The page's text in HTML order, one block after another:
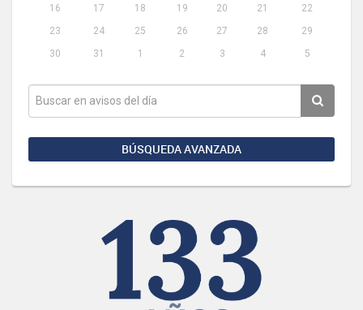
16
17 18 19 20 21
22
23
24 25 26 27 28
29
30
31 1 2 3 4 5
BÚSQUEDA AVANZADA